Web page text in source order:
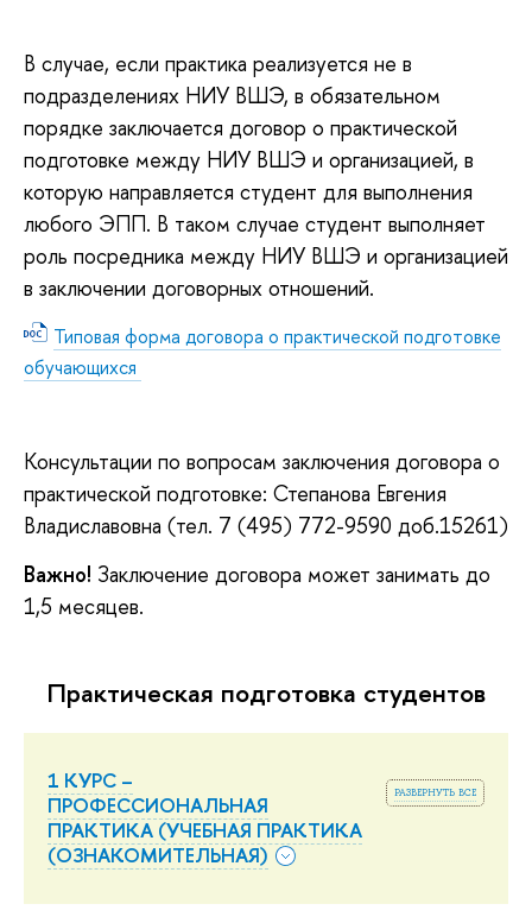
В случае, если практика реализуется не в
подразделениях НИУ ВШЭ, в обязательном
порядке заключается договор о практической
подготовке между НИУ ВШЭ и организацией, в
которую направляется студент для выполнения
любого ЭПП. В таком случае студент выполняет
роль посредника между НИУ ВШЭ и организацией
в заключении договорных отношений.
Типовая форма договора о практической подготовке
обучающихся
Консультации по вопросам заключения договора о
практической подготовке: Степанова Евгения
Владиславовна (тел. 7 (495) 772-9590 доб.15261)
Важно! Заключение договора может занимать до
1,5 месяцев.
Практическая подготовка студентов
развернуть все
1 КУРС –
ПРОФЕССИОНАЛЬНАЯ
ПРАКТИКА (УЧЕБНАЯ ПРАКТИКА
(ОЗНАКОМИТЕЛЬНАЯ)